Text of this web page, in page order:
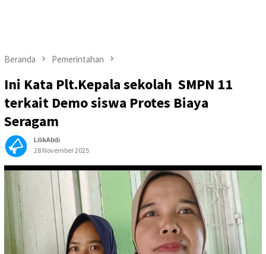
Beranda Pemerintahan
Ini Kata Plt.Kepala sekolah SMPN 11
terkait Demo siswa Protes Biaya
Seragam
LilikAbdi
28 November 2025